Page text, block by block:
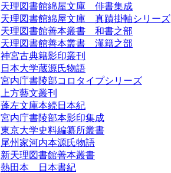
天理図書館綿屋文庫 俳書集成
天理図書館綿屋文庫 真蹟掛軸シリーズ
天理図書館善本叢書 和書之部
天理図書館善本叢書 漢籍之部
神宮古典籍影印叢刊
日本大学蔵源氏物語
宮内庁書陵部コロタイプシリーズ
上方藝文叢刊
蓬左文庫本続日本紀
宮内庁書陵部本影印集成
東京大学史料編纂所叢書
尾州家河内本源氏物語
新天理図書館善本叢書
熱田本 日本書紀